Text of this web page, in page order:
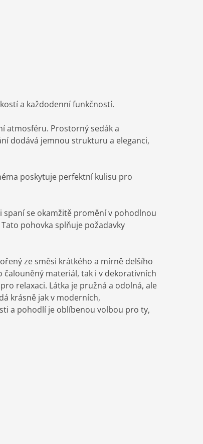
a každodenní funkčností.
atmosféru. Prostorný sedák a
dodává jemnou strukturu a eleganci,
poskytuje perfektní kulisu pro
spaní se okamžitě promění v pohodlnou
pohovka splňuje požadavky
ze směsi krátkého a mírně delšího
materiál, tak i v dekorativních
relaxaci. Látka je pružná a odolná, ale
krásně jak v moderních,
a pohodlí je oblíbenou volbou pro ty,